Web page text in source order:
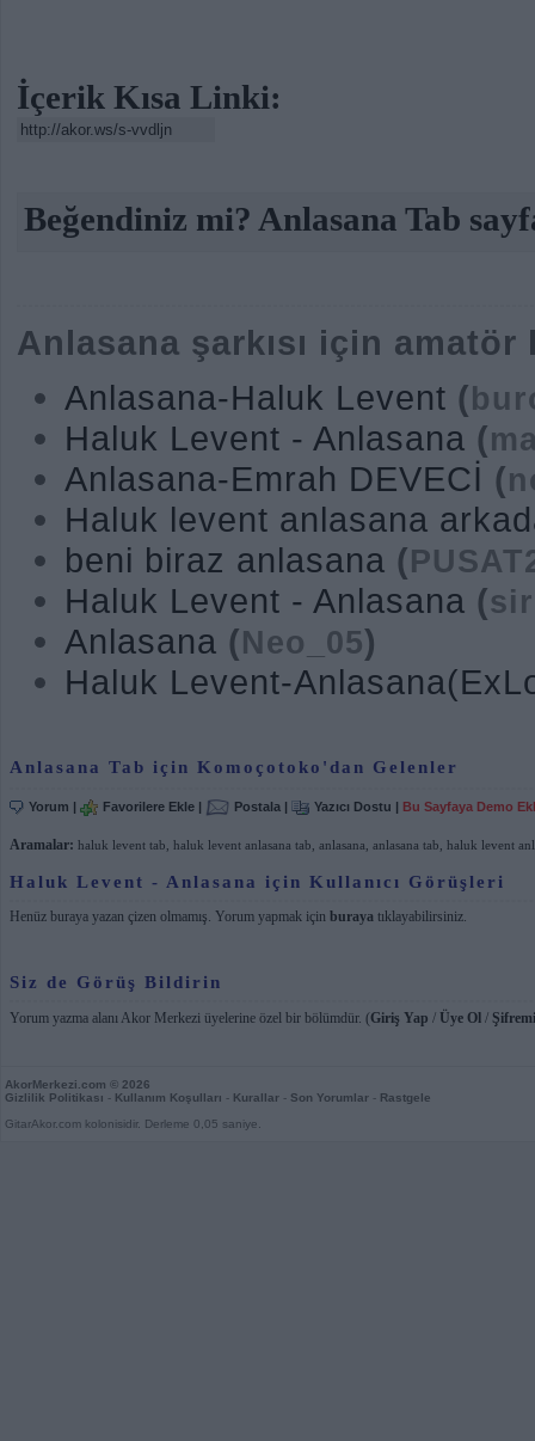
İçerik Kısa Linki:
Beğendiniz mi? Anlasana Tab
Anlasana şarkısı için amatör
Anlasana-Haluk Levent (
Haluk Levent - Anlasana (
Anlasana-Emrah DEVECİ (
Haluk levent anlasana
beni biraz anlasana (
Haluk Levent - Anlasana (
Anlasana (Neo_05)
Haluk Levent-
Anlasana Tab için Komoçotoko'dan Gelenler
Yorum | Favorilere Ekle | Postala | Yazıcı Dostu | Bu Sayfaya Demo
Aramalar: haluk levent tab haluk levent anlasana tab anlasana anlasana tab haluk levent
Haluk Levent - Anlasana için Kullanıcı Görüşleri
Henüz buraya yazan çizen olmamış. Yorum yapmak için buraya tıklayabilirsiniz.
Siz de Görüş Bildirin
Yorum yazma alanı Akor Merkezi üyelerine özel bir bölümdür. (Giriş Yap / Üye Ol /
AkorMerkezi.com © 2026
Gizlilik Politikası - Kullanım Koşulları - Kurallar - Son Yorumlar - Rastgele
GitarAkor.com kolonisidir. Derleme 0,05 saniye.